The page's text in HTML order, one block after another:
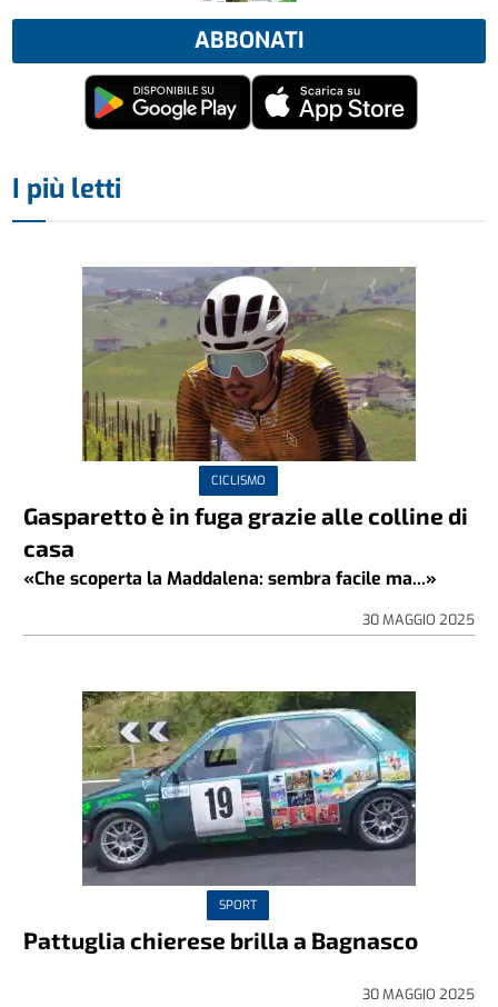
ABBONATI
I più letti
CICLISMO
Gasparetto è in fuga grazie alle colline di
casa
«Che scoperta la Maddalena: sembra facile ma...»
30 MAGGIO 2025
SPORT
Pattuglia chierese brilla a Bagnasco
30 MAGGIO 2025